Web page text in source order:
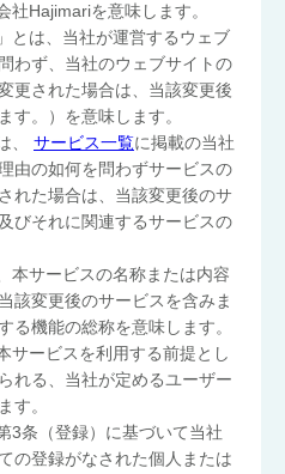
社Hajimariを意味します。
とは、当社が運営するウェブ
わず、当社のウェブサイトの
更された場合は、当該変更後
す。）を意味します。
、 サービス一覧に掲載の当社
由の如何を問わずサービスの
れた場合は、当該変更後のサ
びそれに関連するサービスの
本サービスの名称または内容
該変更後のサービスを含みま
る機能の総称を意味します。
サービスを利用する前提とし
れる、当社が定めるユーザー
す。
3条（登録）に基づいて当社
の登録がなされた個人または